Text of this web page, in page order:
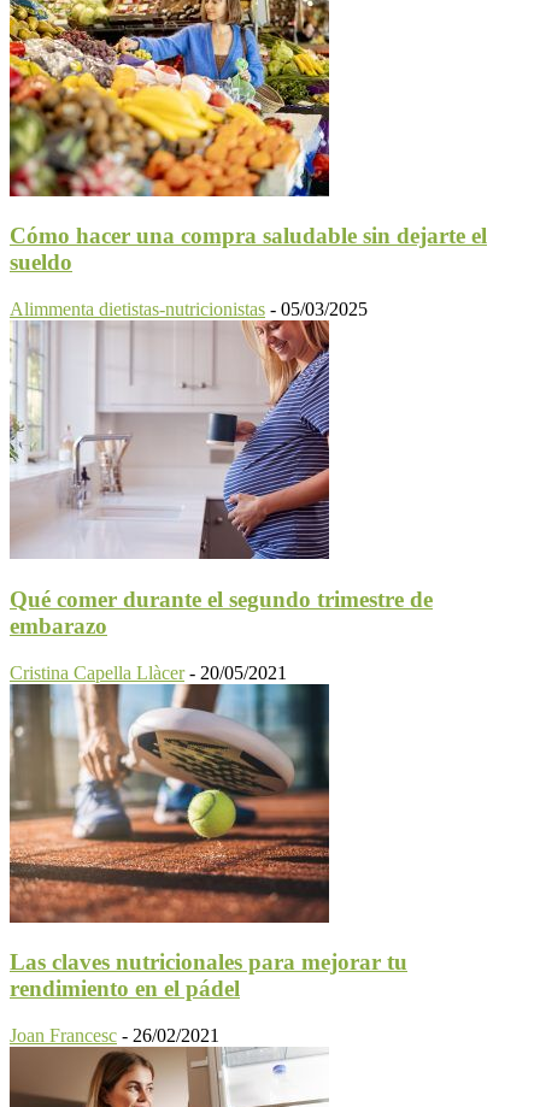
Cómo hacer una compra saludable sin dejarte el
sueldo
Alimmenta dietistas-nutricionistas - 05/03/2025
Qué comer durante el segundo trimestre de
embarazo
Cristina Capella Llàcer - 20/05/2021
Las claves nutricionales para mejorar tu
rendimiento en el pádel
Joan Francesc - 26/02/2021